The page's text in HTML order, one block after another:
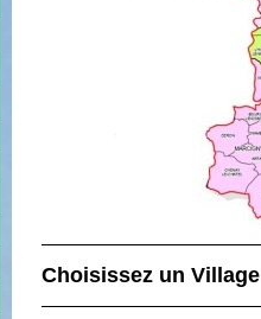
Choisissez un Village